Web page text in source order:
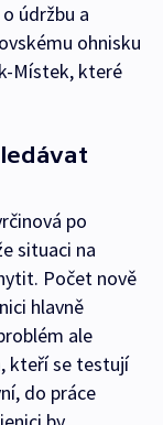
údržbu a
ohnisku
Místek, které
po
situaci na
Počet nově
hlavně
ale
kteří se testují
do práce